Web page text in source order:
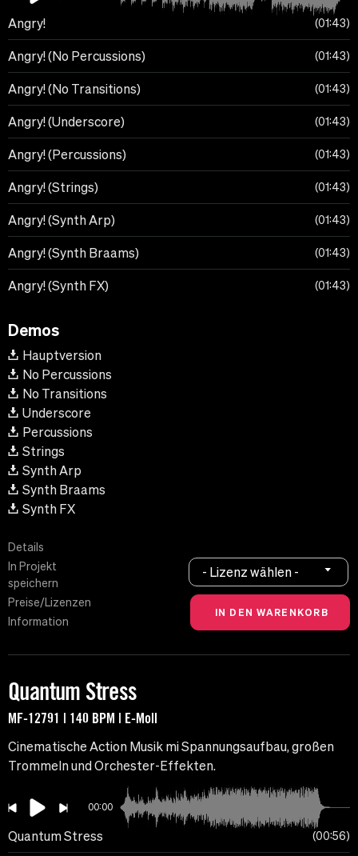
Angry! 01:43
Angry! (No Percussions) 01:43
Angry! (No Transitions) 01:43
Angry! (Underscore) 01:43
Angry! (Percussions) 01:43
Angry! (Strings) 01:43
Angry! (Synth Arp) 01:43
Angry! (Synth Braams) 01:43
Angry! (Synth FX) 01:43
Demos
Hauptversion
No Percussions
No Transitions
Underscore
Percussions
Strings
Synth Arp
Synth Braams
Synth FX
Details
In Projekt
speichern
Preise/Lizenzen
Information
- Lizenz wählen -
Quantum Stress
MF-12791 | 140 BPM | E-Moll
Cinematische Action Musik mi Spannungsaufbau, großen
Trommeln und Orchester-Effekten.
00:00
Quantum Stress 00:56